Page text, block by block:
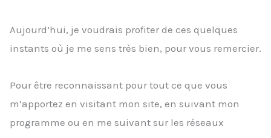
Aujourd’hui, je voudrais profiter de ces quelques
instants où je me sens très bien, pour vous remercier.
Pour être reconnaissant pour tout ce que vous
m’apportez en visitant mon site, en suivant mon
programme ou en me suivant sur les réseaux